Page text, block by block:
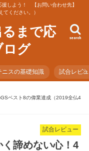
援しよう！ 【お問い合わせ先】
ください。）
まで応
ログ
search
ニスの基礎知識 試合レビ
ベスト8の偉業達成（2019全仏4
試合レビュー
諦めない心！4